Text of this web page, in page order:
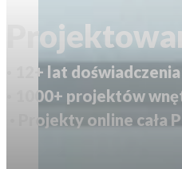
· 12+ lat doświadczenia
· 1000+ projektów
· Projekty online cała